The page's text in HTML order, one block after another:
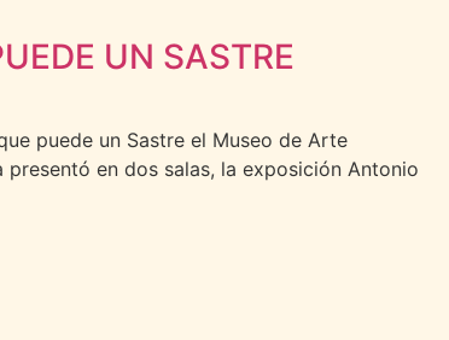
UN SASTRE
puede un Sastre el Museo de Arte
presentó en dos salas, la exposición Antonio